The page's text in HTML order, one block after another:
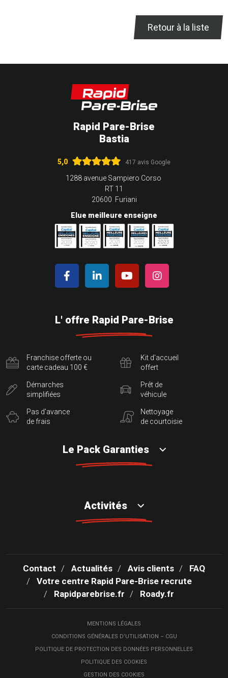
Retour à la liste
Rapid Pare-Brise
Bastia
5,0 417 avis Google
1288 avenue Sampiero Corso
RT 11
20600 Furiani
Elue meilleure enseigne
L' offre Rapid Pare-Brise
Franchise offerte ou
carte cadeau 100 €
Démarches
simplifiées
Pas d'avance
de frais
Kit d'accueil
offert
Prêt de
véhicule
Nettoyage
de courtoisie
Le Pack Garanties
Activités
Contact Actualités Avis clients
FAQ
Votre centre Rapid Pare-Brise recrute
Rapidparebrise.fr
Roady.fr
MENTIONS LÉGALES
CONDITIONS GÉNÉRALES D’UTILISATION – CGU
POLITIQUE DE PROTECTION DES DONNÉES PERSONNELLES
POLITIQUE DES COOKIES
GESTION DES COOKIES